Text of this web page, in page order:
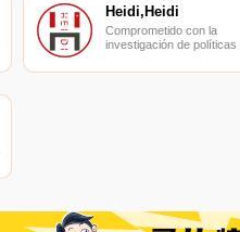
Heidi,Heidi
Comprometido con la
investigación de políticas
finanzas, las finanzas